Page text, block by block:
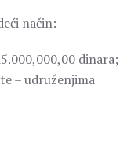
način:
dinara;
– udruženjima